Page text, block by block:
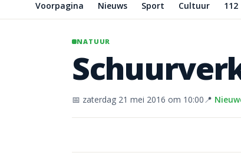
Voorpagina Nieuws Sport Cultuur 112
NATUUR
📅 zaterdag 21 mei 2016 om 10:00📍